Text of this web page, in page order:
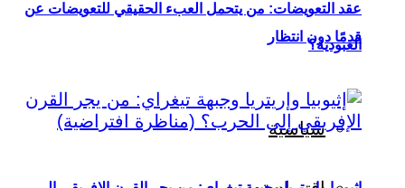
قدمًا دون انتظار
سياسية
عقد التعويضات: من يتحمل العبء الحقيقي للتعويضات عن
العبودية؟